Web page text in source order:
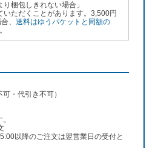
り梱包しきれない場合」
いただくことがあります。3,500円
合、送料はゆうパケットと同額の
・代引き不可）
以降のご注文は翌営業日の受付と